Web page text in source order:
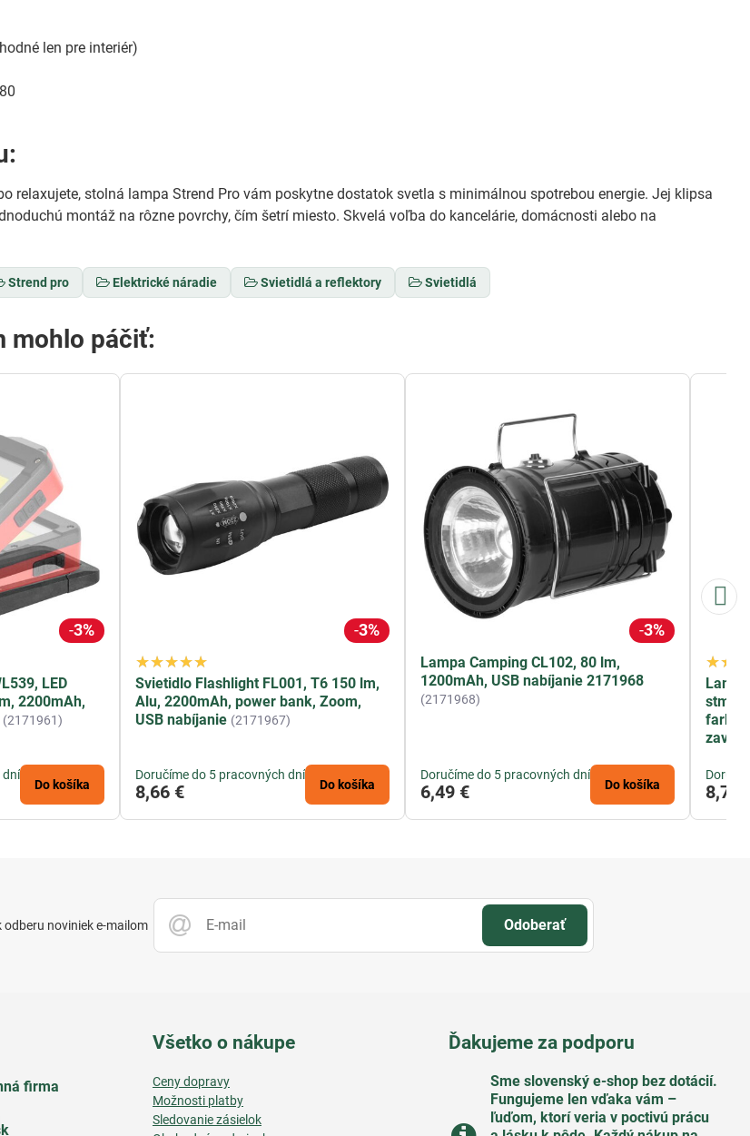
len pre interiér)
relaxujete, stolná lampa Strend Pro vám poskytne dostatok svetla s minimálnou spotrebou energie. Jej klipsa
montáž na rôzne povrchy, čím šetrí miesto. Skvelá voľba do kancelárie, domácnosti alebo na
Strend pro Elektrické náradie Svietidlá a reflektory Svietidlá
mohlo páčiť:
3%
LED
2200mAh,
(2171961)
dní
Do košíka
3%
Svietidlo Flashlight FL001, T6 150 lm,
Alu, 2200mAh, power bank, Zoom,
USB nabíjanie (2171967)
Doručíme do 5 pracovných dní
8,66 € Do košíka
3%
Lampa Camping CL102, 80 lm,
1200mAh, USB nabíjanie 2171968
(2171968)
Doručíme do 5 pracovných dní
6,49 € Do košíka
farby
8,71
Odoberať
odberu noviniek e-mailom
firma
Všetko o nákupe
Ceny dopravy
Možnosti platby
Sledovanie zásielok
Ďakujeme za podporu
Sme slovenský e-shop bez dotácií​.
Fungujeme len vďaka vám –
ľuďom, ktorí veria v poctivú prácu